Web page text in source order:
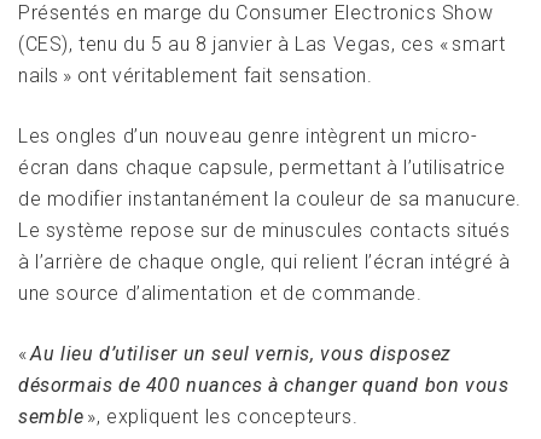
Présentés en marge du Consumer Electronics Show
(CES), tenu du 5 au 8 janvier à Las Vegas, ces « smart
nails » ont véritablement fait sensation.
Les ongles d’un nouveau genre intègrent un micro-
écran dans chaque capsule, permettant à l’utilisatrice
de modifier instantanément la couleur de sa manucure.
Le système repose sur de minuscules contacts situés
à l’arrière de chaque ongle, qui relient l’écran intégré à
une source d’alimentation et de commande.
«Au lieu d’utiliser un seul vernis, vous disposez
désormais de 400 nuances à changer quand bon vous
semble », expliquent les concepteurs.